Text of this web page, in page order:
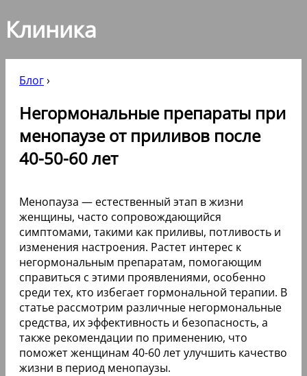
Клиника
Блог›
Негормональные препараты при
менопаузе от приливов после
40-50-60 лет
Менопауза — естественный этап в жизни
женщины, часто сопровождающийся
симптомами, такими как приливы, потливость и
изменения настроения. Растет интерес к
негормональным препаратам, помогающим
справиться с этими проявлениями, особенно
среди тех, кто избегает гормональной терапии. В
статье рассмотрим различные негормональные
средства, их эффективность и безопасность, а
также рекомендации по применению, что
поможет женщинам 40-60 лет улучшить качество
жизни в период менопаузы.